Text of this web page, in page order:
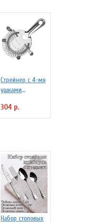
Стрейнер с 4-мя
ушками
см B=11 см
ProHotel 2030517
304 р.
Набор столовых